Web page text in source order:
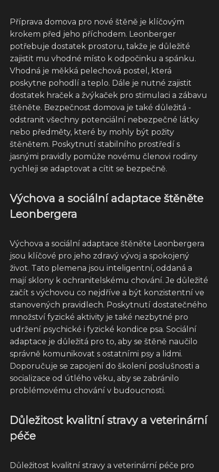
Příprava domova pro nové štěně je klíčovým
krokem před jeho příchodem. Leonberger
potřebuje dostatek prostoru, takže je důležité
zajistit mu vhodné místo k odpočinku a spánku.
Vhodná je měkká pelechová postel, která
poskytne pohodlí a teplo. Dále je nutné zajistit
dostatek hraček a žvýkaček pro stimulaci a zábavu
štěněte. Bezpečnost domova je také důležitá -
odstranit všechny potenciální nebezpečné látky
nebo předměty, které by mohly být požity
štěnětem. Poskytnutí stabilního prostředí s
jasnými pravidly pomůže novému členovi rodiny
rychleji se adaptovat a cítit se bezpečně.
Výchova a sociální adaptace štěněte
Leonbergera
Výchova a sociální adaptace štěněte Leonbergera
jsou klíčové pro jeho zdravý vývoj a spokojený
život. Tato plemena jsou inteligentní, oddaná a
mají sklony k ochranitelskému chování. Je důležité
začít s výchovou co nejdříve a být konzistentní ve
stanovených pravidlech. Poskytnutí dostatečného
množství fyzické aktivity je také nezbytné pro
udržení psychické i fyzické kondice psa. Sociální
adaptace je důležitá pro to, aby se štěně naučilo
správně komunikovat s ostatními psy a lidmi.
Doporučuje se zapojení do školení poslušnosti a
socializace od útlého věku, aby se zabránilo
problémovému chování v budoucnosti.
Důležitost kvalitní stravy a veterinární
péče
Důležitost kvalitní stravy a veterinární péče pro